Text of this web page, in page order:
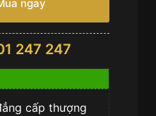
ngay
247 247
cấp thượng